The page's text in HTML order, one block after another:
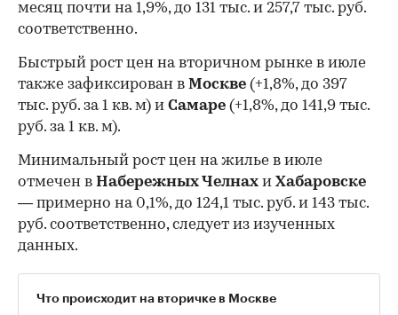
месяц почти на 1,9%, до 131 тыс. и 257,7 тыс. руб.
соответственно.
Быстрый рост цен на вторичном рынке в июле
также зафиксирован в Москве (+1,8%, до 397
тыс. руб. за 1 кв. м) и Самаре (+1,8%, до 141,9 тыс.
руб. за 1 кв. м).
Минимальный рост цен на жилье в июле
отмечен в Набережных Челнах и Хабаровске
— примерно на 0,1%, до 124,1 тыс. руб. и 143 тыс.
руб. соответственно, следует из изученных
данных.
Что происходит на вторичке в Москве